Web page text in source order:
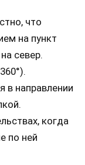
что
на пункт
север.
в направлении
когда
по ней